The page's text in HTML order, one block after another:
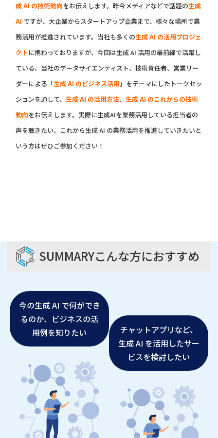
成 AI の技術動向をお伝えします。昨今メディアなどで話題の生成
AI ですが、大企業からスタートアップ企業まで、様々な場所で業
務活用が推進されています。当社も多くの生成 AI の活用プロジェ
クトに携わっておりますが、今回は生成 AI 活用の最前線で活躍し
ている、当社のデータサイエンティスト、技術責任者、営業リー
ダーによる「生成 AI のビジネス活用 」をテーマにしたトークセッ
ションを通して、 生成 AI の活用方法、 生成 AI のこれからの技術
動向をお伝えします。実際に生成AIを業務活用している担当者の
声を聴きたい、これから生成 AI の業務活用を推進していきたいと
いう方はぜひご参加ください！
SUMMARYこんな方におすすめ
今の生成 AI で何ができ
るのか、ビジネスの活
用例を知りたい
チャットアプリなど、
生成 AI を活用したサー
ビスを検討したい